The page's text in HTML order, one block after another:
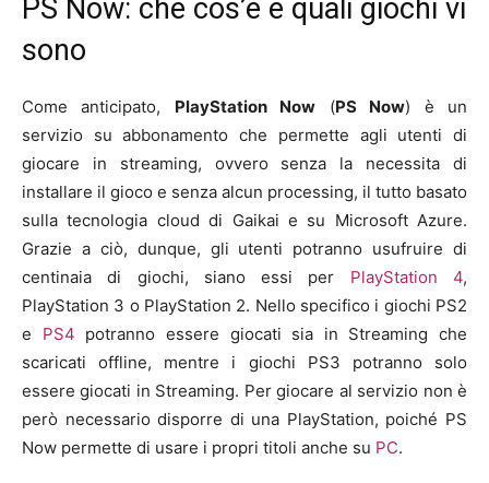
PS Now: che cos’è e quali giochi vi
sono
Come anticipato, PlayStationNow (PS Now) è un
servizio su abbonamento che permette agli utenti di
giocare in streaming, ovvero senza la necessita di
installare il gioco e senza alcun processing, il tutto basato
sulla tecnologia cloud di Gaikai e su Microsoft Azure.
Grazie a ciò, dunque, gli utenti potranno usufruire di
centinaia di giochi, siano essi per PlayStation 4,
PlayStation 3 o PlayStation 2. Nello specifico i giochi PS2
e PS4 potranno essere giocati sia in Streaming che
scaricati offline, mentre i giochi PS3 potranno solo
essere giocati in Streaming. Per giocare al servizio non è
però necessario disporre di una PlayStation, poiché PS
Now permette di usare i propri titoli anche su PC.